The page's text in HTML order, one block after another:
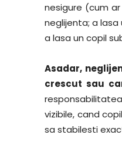
nesigure (cum
neglijenta; a
a lasa un copil
Asadar,
crescut sau
vizibile, cand
sa stabilesti